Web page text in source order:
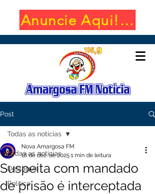
Anuncie Aqui!
Post
Todas as notícias
Destaque
Política
Todas as notícias
Suspeita com mandado
de prisão é interceptada
Nova Amargosa FM
18 de dez. de 2025 1 min de leitura